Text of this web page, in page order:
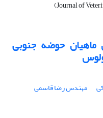
ماهیان حوضه جنوبی
مهندس رضا قاسمی